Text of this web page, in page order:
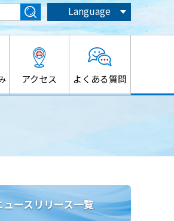
Language
アクセス よくある質問
ュースリリース一覧